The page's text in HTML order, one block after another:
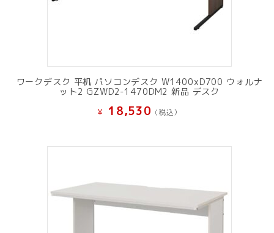
ワークデスク 平机 パソコンデスク W1400xD700 ウォルナ
ット2 GZWD2-1470DM2 新品 デスク
¥ 18,530 (税込）